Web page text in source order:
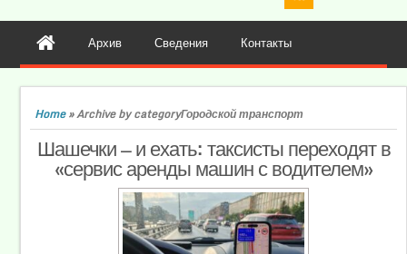
Архив Сведения Контакты
Home»Archive by categoryГородской транспорт
Шашечки — и ехать: таксисты переходят в
«сервис аренды машин с водителем»